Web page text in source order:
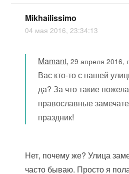
Mikhailissimo
04 мая 2016, 23:34:13
Mamant,29 апреля 2016,
Вас кто-то с нашей
да? За что такие
православные
праздник!
Нет, почему же? Улица
часто бываю. Просто я